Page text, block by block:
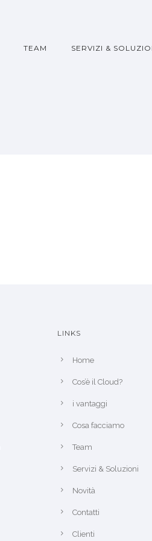
TEAM SERVIZI &
LINKS
Home
Cos’è il Cloud?
i vantaggi
Cosa facciamo
Team
Servizi & Soluzioni
Novità
Contatti
Clienti